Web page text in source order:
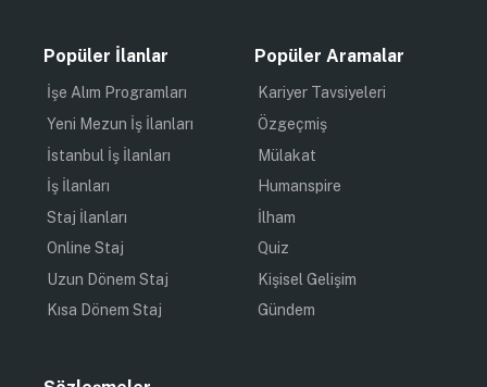
Popüler İlanlar
İşe Alım Programları
Yeni Mezun İş İlanları
İstanbul İş İlanları
İş İlanları
Staj İlanları
Online Staj
Uzun Dönem Staj
Kısa Dönem Staj
Popüler Aramalar
Kariyer Tavsiyeleri
Özgeçmiş
Mülakat
Humanspire
İlham
Quiz
Kişisel Gelişim
Gündem